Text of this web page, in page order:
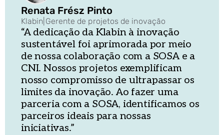
Renata Frész Pinto
Klabin Gerente de projetos de inovação
“A dedicação da Klabin à inovação
sustentável foi aprimorada por meio
de nossa colaboração com a SOSA e a
CNI. Nossos projetos exemplificam
nosso compromisso de ultrapassar os
limites da inovação. Ao fazer uma
parceria com a SOSA, identificamos os
parceiros ideais para nossas
iniciativas.”